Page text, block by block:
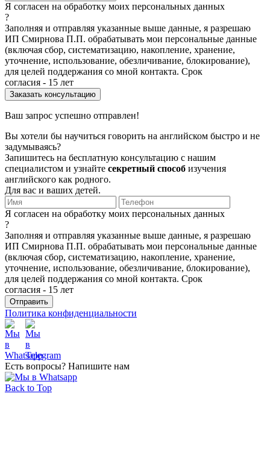
Я согласен на обработку моих персональных данных
?
Заполняя и отправляя указанные выше данные, я разрешаю
ИП Смирнова П.П. обрабатывать мои персональные данные
(включая сбор, систематизацию, накопление, хранение,
уточнение, использование, обезличивание, блокирование),
для целей поддержания со мной контакта. Срок
согласия - 15 лет
Ваш запрос успешно отправлен!
Вы хотели бы научиться говорить на английском быстро и не
задумываясь?
Запишитесь на бесплатную консультацию с нашим
специалистом и узнайте секретный способ изучения
английского как родного.
Для вас и ваших детей.
Я согласен на обработку моих персональных данных
?
Заполняя и отправляя указанные выше данные, я разрешаю
ИП Смирнова П.П. обрабатывать мои персональные данные
(включая сбор, систематизацию, накопление, хранение,
уточнение, использование, обезличивание, блокирование),
для целей поддержания со мной контакта. Срок
согласия - 15 лет
Политика конфиденциальности
Есть вопросы? Напишите нам
Back to Top